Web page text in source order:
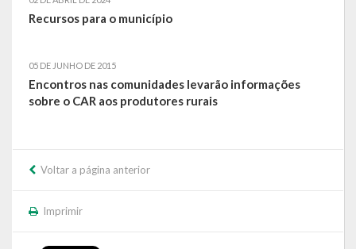
Recursos para o município
05 DE JUNHO DE 2015
Encontros nas comunidades levarão informações
sobre o CAR aos produtores rurais
Voltar a página anterior
Imprimir